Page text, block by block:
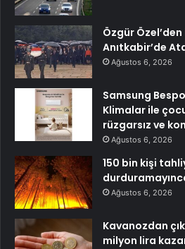
Özgür
Anıtkabir’de
Ağustos 6, 2026
Samsung
Klimalar ile
rüzgarsız ve
Ağustos 6, 2026
150 bin kişi
Ağustos 6, 2026
Kavanozdan
milyon lira